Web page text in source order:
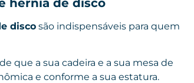
disco são indispensáveis para quem
que a sua cadeira e a sua mesa de
e conforme a sua estatura.